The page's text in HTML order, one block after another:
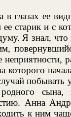
глазах ее
старик и с
Я знал, что
сына,
Анна
к ним